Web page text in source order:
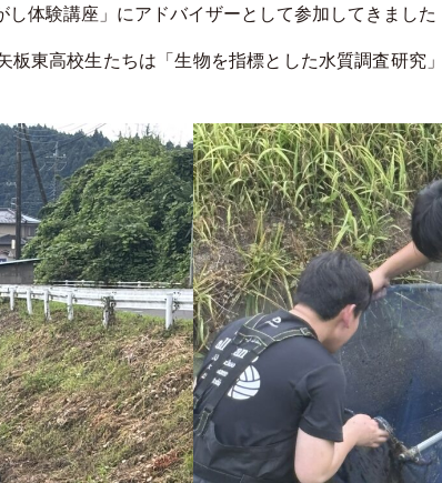
体験講座」にアドバイザーとして参加してきました
東高校生たちは「生物を指標とした水質調査研究